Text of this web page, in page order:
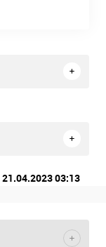
21.04.2023 03:13